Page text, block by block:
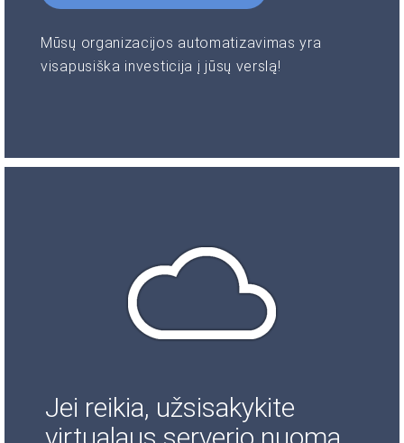
Mūsų organizacijos automatizavimas yra
visapusiška investicija į jūsų verslą!
Jei reikia, užsisakykite